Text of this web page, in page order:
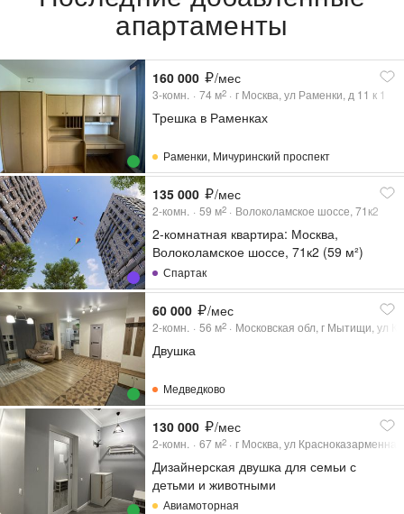
апартаменты
160 000 /мес
3-комн. 74 м2 г Москва, ул Раменки, д 11 к 1
Трешка в Раменках
Раменки, Мичуринский проспект
135 000 /мес
2-комн. 59 м2 Волоколамское шоссе, 71к2
2-комнатная квартира: Москва,
Волоколамское шоссе, 71к2 (59 м²)
Спартак
60 000 /мес
2-комн. 56 м2 Московская обл, г Мытищи, ул
Двушка
Медведково
130 000 /мес
2-комн. 67 м2 г Москва, ул
Дизайнерская двушка для семьи с
детьми и животными
Авиамоторная